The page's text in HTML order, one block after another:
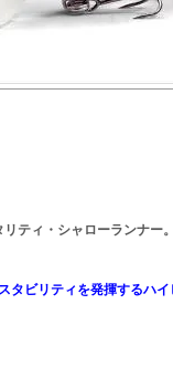
ティ・シャローランナー。
タビリティを発揮するハ